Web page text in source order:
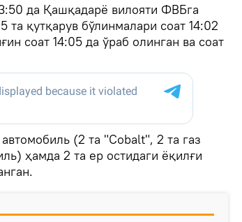
да Қашқадарё вилояти ФВБга
қутқарув бўлинмалари соат 14:02
соат 14:05 да ўраб олинган ва соат
(2 та "Cobalt", 2 та газ
ҳамда 2 та ер остидаги ёқилғи